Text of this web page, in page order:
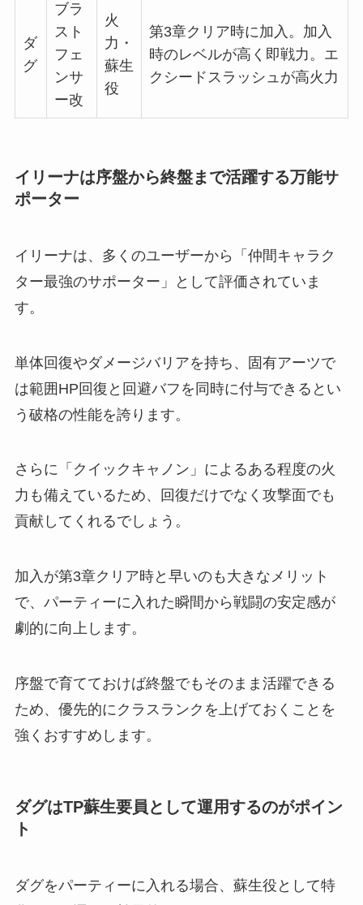
ダ
グ
ブラ
スト
フェ
ンサ
ー改
火
力・
蘇生
役
第3章クリア時に加入。加入
時のレベルが高く即戦力。エ
クシードスラッシュが高火力
イリーナは序盤から終盤まで活躍する万能サ
ポーター
イリーナは、多くのユーザーから「仲間キャラク
ター最強のサポーター」として評価されていま
す。
単体回復やダメージバリアを持ち、固有アーツで
は範囲HP回復と回避バフを同時に付与できるとい
う破格の性能を誇ります。
さらに「クイックキャノン」によるある程度の火
力も備えているため、回復だけでなく攻撃面でも
貢献してくれるでしょう。
加入が第3章クリア時と早いのも大きなメリット
で、パーティーに入れた瞬間から戦闘の安定感が
劇的に向上します。
序盤で育てておけば終盤でもそのまま活躍できる
ため、優先的にクラスランクを上げておくことを
強くおすすめします。
ダグはTP蘇生要員として運用するのがポイン
ト
ダグをパーティーに入れる場合、蘇生役として特